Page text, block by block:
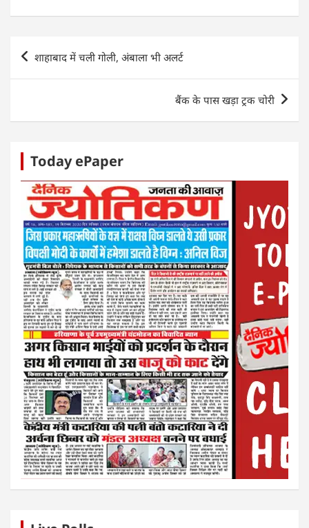
at
s
A
c
e
b
itt
er
k
e
dI
ss
e
n
er
ar
Post
navigation
शाहाबाद में चली गोली, अंबाला भी अलर्ट
बैंक के पास खड़ा ट्रक चोरी
Today ePaper